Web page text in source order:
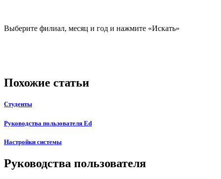
Выберите филиал, месяц и год и нажмите «Искать»
Похожие статьи
Студенты
Руководства пользователя Ed
Настройки системы
Руководства пользователя